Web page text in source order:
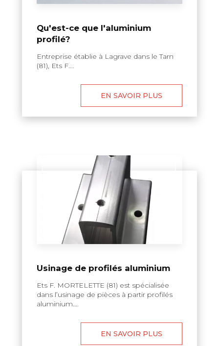
Qu'est-ce que l'aluminium
profilé?
Entreprise établie à Lagrave dans le Tarn
(81), Ets F....
EN SAVOIR PLUS
Usinage de profilés aluminium
Ets F. MORTELETTE (81) est spécialisée
dans l’usinage de pièces à partir profilés
aluminium....
EN SAVOIR PLUS